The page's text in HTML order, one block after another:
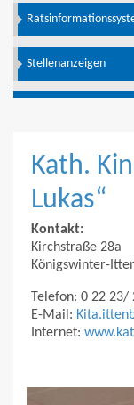
Stellenanzeigen
Kath.
Lukas“
Kontakt:
Kirchstraße 28a
Königswinter-
Telefon: 0 22 23/
E-Mail:
Internet: